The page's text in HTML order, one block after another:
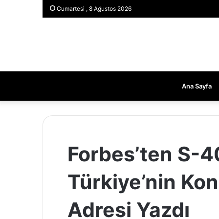
Cumartesi , 8 Ağustos 2026
Ana Sayfa
Forbes’ten S-
Türkiye’nin
Adresi Yazdı